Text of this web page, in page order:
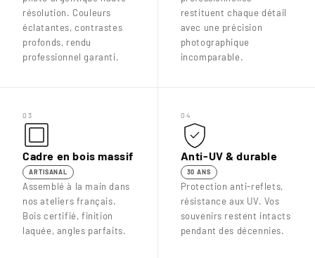
résolution. Couleurs
éclatantes, contrastes
profonds, rendu
professionnel garanti.
restituent chaque détail
avec une précision
photographique
incomparable.
03
Cadre en bois massif
ARTISANAL
Assemblé à la main dans
nos ateliers français.
Bois certifié, finition
laquée, angles parfaits.
04
Anti-UV & durable
30 ANS
Protection anti-reflets,
résistance aux UV. Vos
souvenirs restent intacts
pendant des décennies.